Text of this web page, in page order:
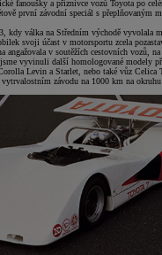
fanoušky a příznivce vozů Toyota po
první závodní speciál s přeplňovaným
kdy válka na Středním východě vyvolala
svoji účast v motorsportu zcela
angažovala v soutěžích cestovních vozů,
vyvinuli další homologované modely
Levin a Starlet, nebo také vůz Celica
závodu na 1000 km na